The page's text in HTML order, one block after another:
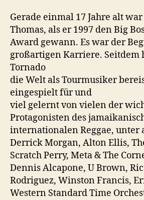
Gerade einmal 17 Jahre alt
Thomas, als er 1997 den Big
Award gewann. Es war der
großartigen Karriere. Seitdem
Tornado
die Welt als Tourmusiker
eingespielt für und
viel gelernt von vielen der
Protagonisten des
internationalen Reggae, unter
Derrick Morgan, Alton Ellis,
Scratch Perry, Meta & The
Dennis Alcapone, U Brown,
Rodriguez, Winston Francis,
Western Standard Time